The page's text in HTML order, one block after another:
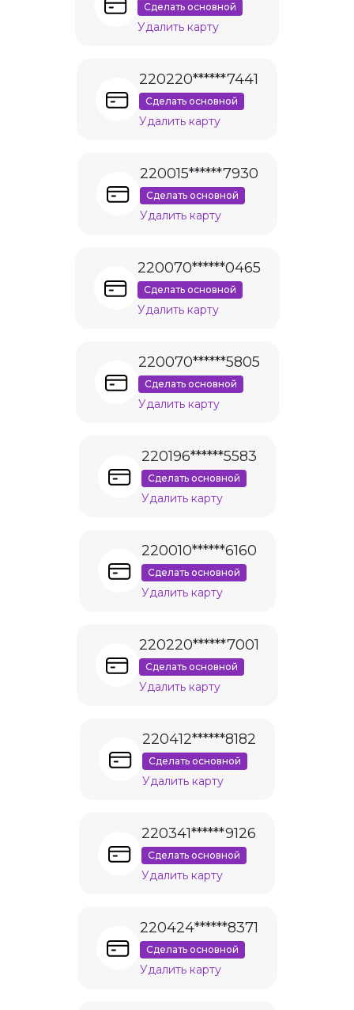
Сделать основной
Удалить карту
220220******7441
Сделать основной
Удалить карту
220015******7930
Сделать основной
Удалить карту
220070******0465
Сделать основной
Удалить карту
220070******5805
Сделать основной
Удалить карту
220196******5583
Сделать основной
Удалить карту
220010******6160
Сделать основной
Удалить карту
220220******7001
Сделать основной
Удалить карту
220412******8182
Сделать основной
Удалить карту
220341******9126
Сделать основной
Удалить карту
220424******8371
Сделать основной
Удалить карту